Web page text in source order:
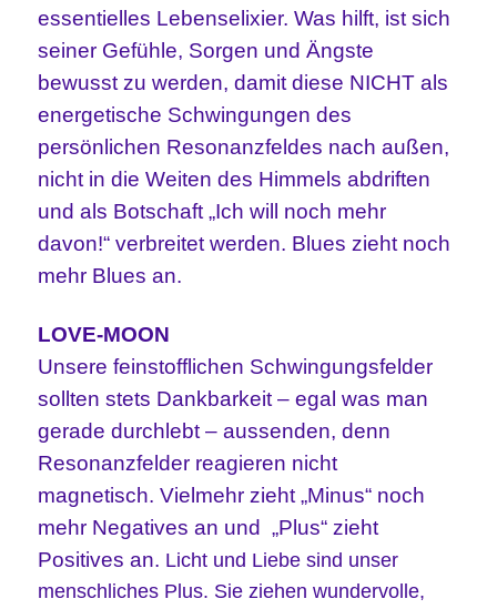
essentielles Lebenselixier. Was hilft, ist sich
seiner Gefühle, Sorgen und Ängste
bewusst zu werden, damit diese NICHT als
energetische Schwingungen des
persönlichen Resonanzfeldes nach außen,
nicht in die Weiten des Himmels abdriften
und als Botschaft „Ich will noch mehr
davon!“ verbreitet werden. Blues zieht noch
mehr Blues an.
LOVE-MOON
Unsere feinstofflichen Schwingungsfelder
sollten stets Dankbarkeit – egal was man
gerade durchlebt – aussenden, denn
Resonanzfelder reagieren nicht
magnetisch. Vielmehr zieht „Minus“ noch
mehr Negatives an und„Plus“ zieht
Positives an. Licht und Liebe sind unser
menschliches Plus. Sie ziehen wundervolle,